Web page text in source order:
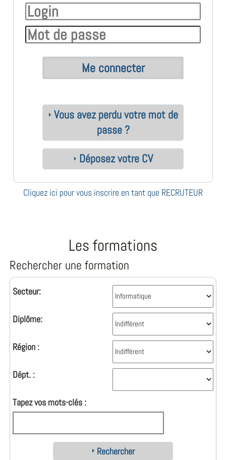
Vous avez perdu votre mot de
passe ?
Déposez votre CV
Cliquez ici pour vous inscrire en tant que RECRUTEUR
Les formations
Rechercher une formation
Secteur:
Diplôme:
Région :
Dépt. :
Tapez vos mots-clés :
Rechercher